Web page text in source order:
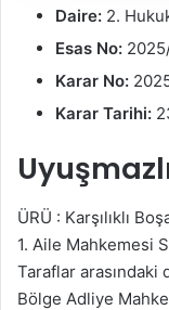
Daire: 2.
Esas No:
Karar No:
Karar Tarihi:
ÜRÜ : Karşılıklı
1. Aile Mahkemesi
Taraflar arasındaki
Bölge Adliye